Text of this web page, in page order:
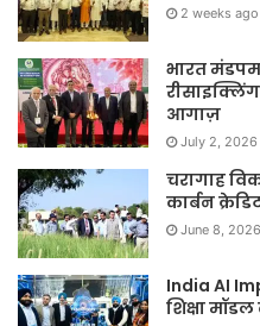
2 weeks ago
भारत
आगाज़
July 2, 2026
चरागाह
कार्बन
June 8, 2026
India AI
शिक्षा